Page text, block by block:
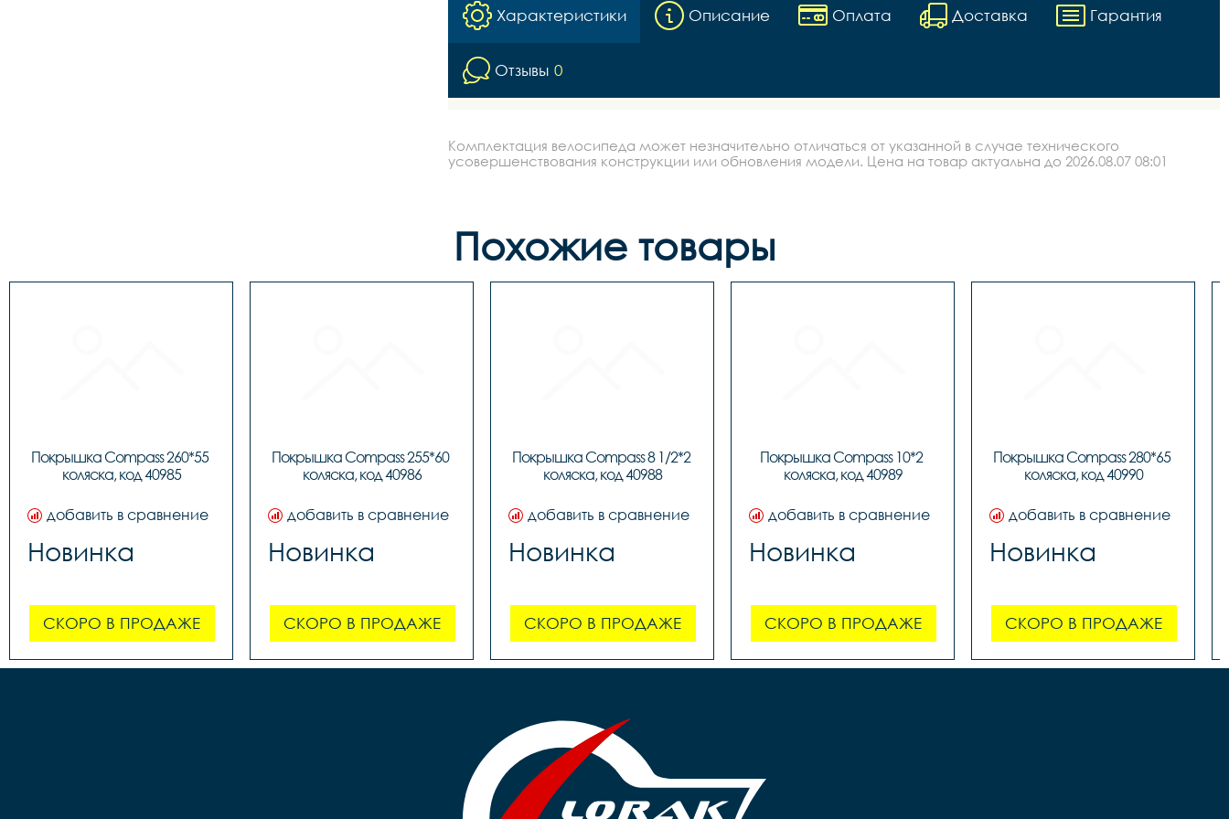
Характеристики Описание Оплата Доставка Гарантия
Отзывы 0
Комплектация велосипеда может незначительно отличаться от указанной в случае технического
усовершенствования конструкции или обновления модели. Цена на товар актуальна до 2026.08.07 08:01
Похожие товары
Покрышка Compass 260*55
коляска, код 40985
добавить в сравнение
Новинка
СКОРО В ПРОДАЖЕ
Покрышка Compass 255*60
коляска, код 40986
добавить в сравнение
Новинка
СКОРО В ПРОДАЖЕ
Покрышка Compass 8 1/2*2
коляска, код 40988
добавить в сравнение
Новинка
СКОРО В ПРОДАЖЕ
Покрышка Compass 10*2
коляска, код 40989
добавить в сравнение
Новинка
СКОРО В ПРОДАЖЕ
Покрышка Compass 280*65
коляска, код 40990
добавить в сравнение
Новинка
СКОРО В ПРОДАЖЕ